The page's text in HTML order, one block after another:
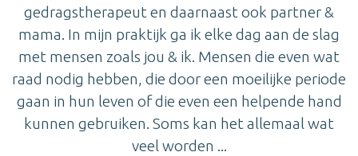
gedragstherapeut en daarnaast ook partner &
mama. In mijn praktijk ga ik elke dag aan de slag
met mensen zoals jou & ik. Mensen die even wat
raad nodig hebben, die door een moeilijke periode
gaan in hun leven of die even een helpende hand
kunnen gebruiken. Soms kan het allemaal wat
veel worden ...